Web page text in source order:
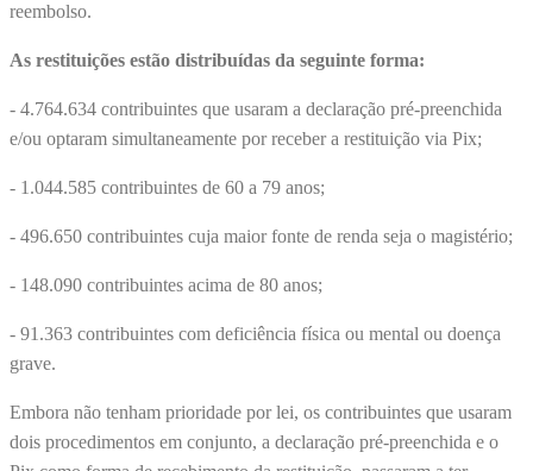
reembolso.
As restituições estão distribuídas da seguinte forma:
- 4.764.634 contribuintes que usaram a declaração pré-preenchida
e/ou optaram simultaneamente por receber a restituição via Pix;
- 1.044.585 contribuintes de 60 a 79 anos;
- 496.650 contribuintes cuja maior fonte de renda seja o magistério;
- 148.090 contribuintes acima de 80 anos;
- 91.363 contribuintes com deficiência física ou mental ou doença
grave.
Embora não tenham prioridade por lei, os contribuintes que usaram
dois procedimentos em conjunto, a declaração pré-preenchida e o